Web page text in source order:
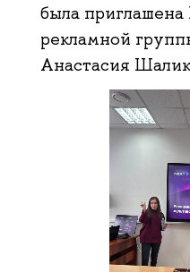
была
рекламной
Анастасия